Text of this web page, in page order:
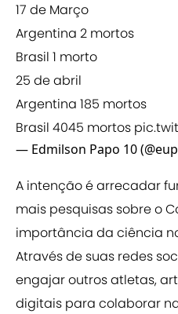
17 de Março
Argentina 2 mortos
Brasil 1 morto
25 de abril
Argentina 185 mortos
Brasil 4045 mortos
— Edmilson Papo 10
A intenção é arrecadar
mais pesquisas sobre o
importância da ciência
Através de suas redes
engajar outros atletas,
digitais para colaborar